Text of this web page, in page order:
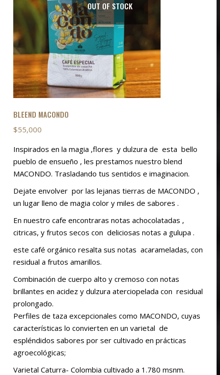
OUT OF STOCK
BLEEND MACONDO
$55,000
Inspirados en la magia ,flores y dulzura de esta bello
pueblo de ensueño , les prestamos nuestro blend
MACONDO. Trasladando tus sentidos e imaginacion.
Dejate envolver por las lejanas tierras de MACONDO ,
un lugar lleno de magia color y miles de sabores .
En nuestro cafe encontraras notas achocolatadas ,
citricas, y frutos secos con deliciosas notas a gulupa .
este café orgánico resalta sus notas acarameladas, con
residual a frutos amarillos.
Combinación de cuerpo alto y cremoso con notas
brillantes en acidez y dulzura aterciopelada con residual
prolongado.
Perfiles de taza excepcionales como MACONDO, cuyas
características lo convierten en un varietal de
espléndidos sabores por ser cultivado en prácticas
agroecológicas;
Varietal Caturra- Colombia cultivado a 1.780 msnm.